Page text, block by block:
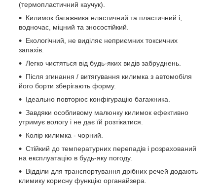
(термопластичний каучук).
Килимок багажника еластичний та пластичний і,
водночас, міцний та зносостійкий.
Екологічний, не виділяє неприємних токсичних
запахів.
Легко чистяться від будь-яких видів забруднень.
Після згинання / витягування килимка з автомобіля
його борти зберігають форму.
Ідеально повторює конфігурацію багажника.
Завдяки особливому малюнку килимок ефективно
утримує вологу і не дає їй розтікатися.
Колір килимка - чорний.
Стійкий до температурних перепадів і розрахований
на експлуатацію в будь-яку погоду.
Відділи для транспортування дрібних речей додають
климику корисну функцію органайзера.